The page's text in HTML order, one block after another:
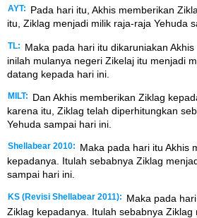
AYT:
Pada hari itu, Akhis memberikan
itu, Ziklag menjadi milik raja-raja Yehuda
TL:
Maka pada hari itu dikaruniakan Akhis
inilah mulanya negeri Zikelaj itu menjadi
datang kepada hari ini.
MILT:
Dan Akhis memberikan Ziklag
karena itu, Ziklag telah diperhitungkan
Yehuda sampai hari ini.
Shellabear 2010:
Maka pada hari itu Akhis
kepadanya. Itulah sebabnya Ziklag
sampai hari ini.
KS (Revisi Shellabear 2011):
Maka pada
Ziklag kepadanya. Itulah sebabnya Ziklag